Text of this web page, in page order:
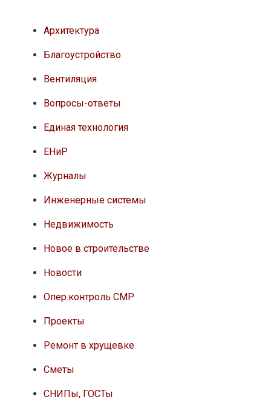
Архитектура
Благоустройство
Вентиляция
Вопросы-ответы
Единая технология
ЕНиР
Журналы
Инженерные системы
Недвижимость
Новое в строительстве
Новости
Опер.контроль СМР
Проекты
Ремонт в хрущевке
Сметы
СНИПы, ГОСТы